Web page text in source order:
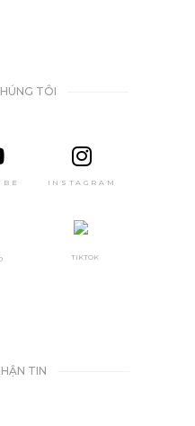
TÔI
INSTAGRAM
TIKTOK
TIN